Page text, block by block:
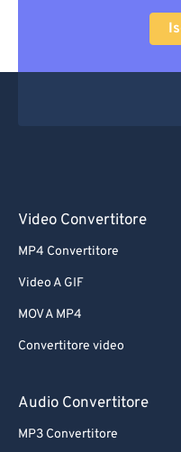
Video Convertitore
MP4 Convertitore
Video A GIF
MOV A MP4
Convertitore video
Audio Convertitore
MP3 Convertitore